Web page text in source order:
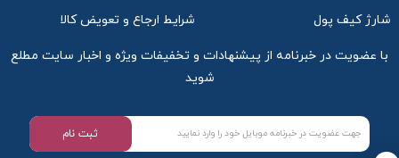
شارژ کیف پول شرایط ارجاع و تعویض کالا
با عضویت در خبرنامه از پیشنهادات و تخفیفات ویژه و اخبار سایت مطلع
شوید
ثبت نام